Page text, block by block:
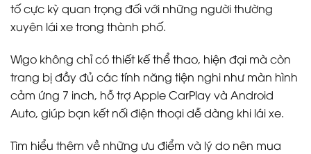
tố cực kỳ quan trọng đối với những người thường
xuyên lái xe trong thành phố.
Wigo không chỉ có thiết kế thể thao, hiện đại mà còn
trang bị đầy đủ các tính năng tiện nghi như màn hình
cảm ứng 7 inch, hỗ trợ Apple CarPlay và Android
Auto, giúp bạn kết nối điện thoại dễ dàng khi lái xe.
Tìm hiểu thêm về những ưu điểm và lý do nên mua